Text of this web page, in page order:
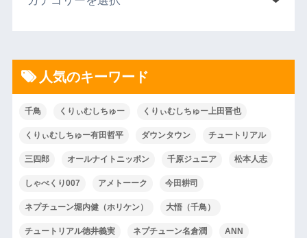
人気のキーワード
千鳥 くりぃむしちゅー くりぃむしちゅー上田晋也
くりぃむしちゅー有田哲平 ダウンタウン チュートリアル
三四郎 オールナイトニッポン 千原ジュニア 松本人志
しゃべくり007 アメトーーク 今田耕司
ネプチューン堀内健（ホリケン） 大悟（千鳥）
チュートリアル徳井義実 ネプチューン名倉潤 ANN